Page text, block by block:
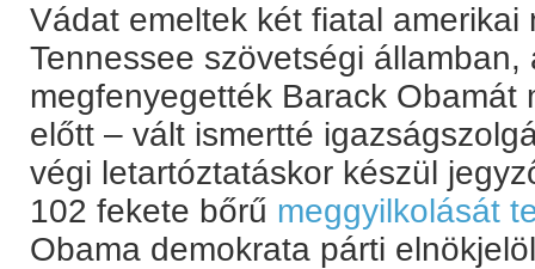
Vádat emeltek két fiatal amerikai
Tennessee szövetségi államban,
megfenyegették Barack Obamát
előtt – vált ismertté
végi letartóztatáskor készül
102 fekete bőrű meggyilkolását
Obama demokrata párti